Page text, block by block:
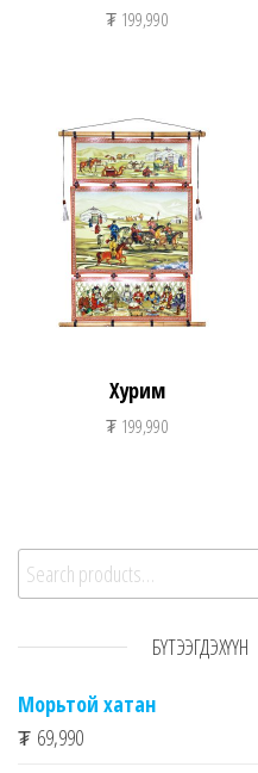
₮ 199,990
Хурим
₮ 199,990
Search for:
БҮТЭЭГДЭХҮҮН
Морьтой хатан
₮ 69,990